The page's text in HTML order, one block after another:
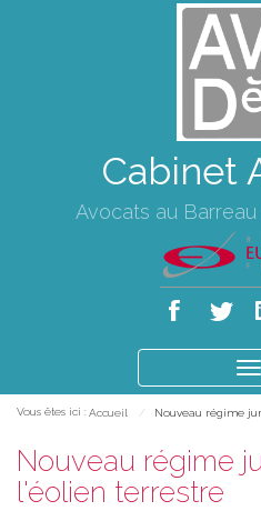
Cabinet
Avocats au
le
Vous êtes ici : Accueil Nouveau régime
Nouveau régime
l'éolien terrestre